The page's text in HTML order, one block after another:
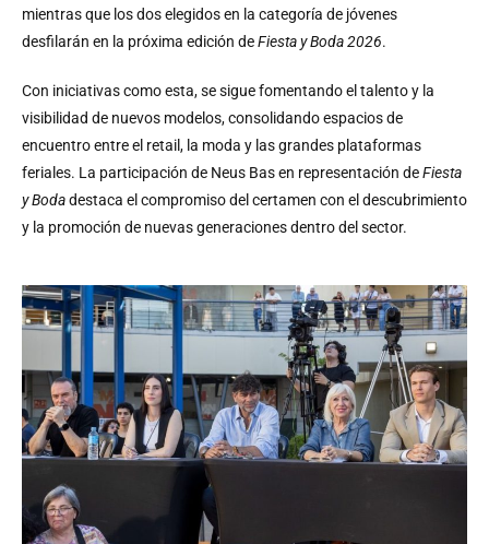
mientras que los dos elegidos en la categoría de jóvenes
desfilarán en la próxima edición deFiesta y Boda 2026.
Con iniciativas como esta, se sigue fomentando el talento y la
visibilidad de nuevos modelos, consolidando espacios de
encuentro entre el retail, la moda y las grandes plataformas
feriales. La participación de Neus Bas en representación deFiesta
y Bodadestaca el compromiso del certamen con el descubrimiento
y la promoción de nuevas generaciones dentro del sector.